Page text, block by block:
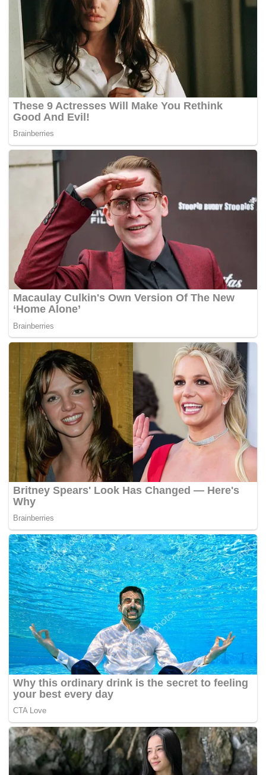
Amerika Syarikat, kata Alcocer.
Insiden letupan itu dan kebakaran susulan berlaku lokasi
yang menempatkan saluran paip terbabit di komuniti San
Primitivo dalam perbandaran Tlahuelilpan kira-kira pukul 7
malam waktu tempatan (0100 GMT) pada Jumaat.
Menurut kerajaan tempatan, antara 600 dan 800 orang
berkumpul di lokasi itu untuk menadah minyak yang bocor
dengan bekas apabila letupan berlaku.
Lopez Obrador berkata Peguam Negara (FGR) akan
mengendalikan siasatan untuk mencari pihak yang
bertanggungjawab dan menahan mereka.
Nahas itu adalah antara tragedi terburuk yang disebabkan
oleh letupan saluran paip di Mexico sejak beberapa tahun
kebelakangan ini.
Pada Disember 2010, sejumlah 30 orang terbunuh
manakala 52 lagi cedera dalam satu siri letupan di dua
saluran paip minyak di Puebla. – BERNAMA
Tags: mangsa letupan mexico